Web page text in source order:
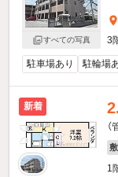
すべての写真
3
駐車場あり 駐輪場
新着
敷
1